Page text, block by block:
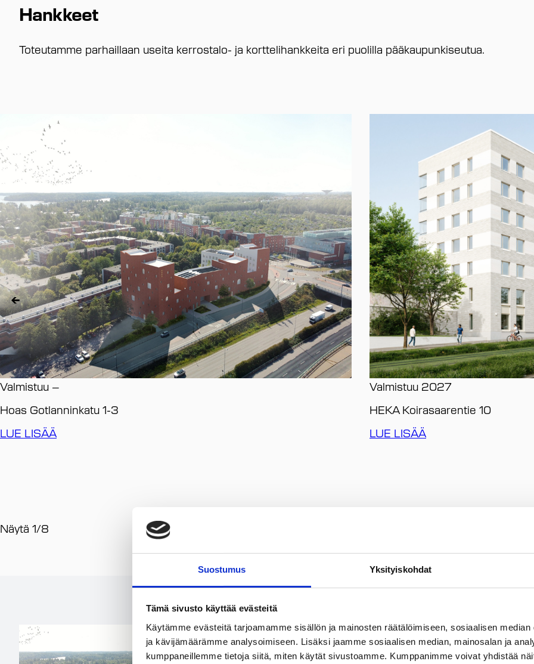
Suostumus Yksityiskohdat
Tämä sivusto käyttää evästeitä
Käytämme evästeitä tarjoamamme sisällön ja mainosten räätälöimiseen, sosiaalisen
ja kävijämäärämme analysoimiseen. Lisäksi jaamme sosiaalisen median, mainosalan ja
kumppaneillemme tietoja siitä, miten käytät sivustoamme. Kumppanimme voivat yhdistää
Hankkeet
Toteutamme parhaillaan useita kerrostalo- ja korttelihankkeita eri puolilla pääkaupunkiseutua.
Valmistuu –
Hoas Gotlanninkatu 1-3
LUE LISÄÄ
Valmistuu 2027
HEKA Koirasaarentie 10
LUE LISÄÄ
Näytä 1/8
Tutustu hankkeisiin
Ajankohtaista